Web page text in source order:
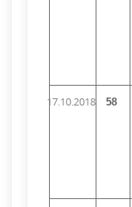
17.10.2018 58